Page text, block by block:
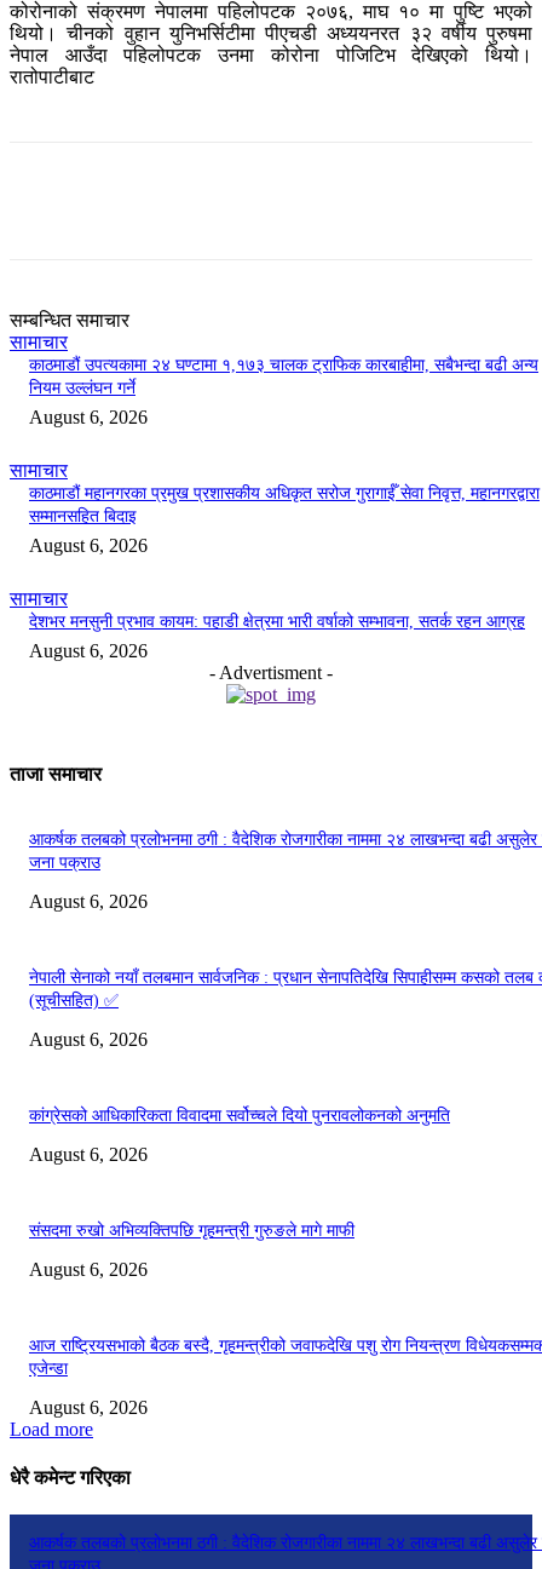
कोरोनाको संक्रमण नेपालमा पहिलोपटक २०७६, माघ १० मा पुष्टि भएको
थियो। चीनको वुहान युनिभर्सिटीमा पीएचडी अध्ययनरत ३२ वर्षीय पुरुषमा
नेपाल आउँदा पहिलोपटक उनमा कोरोना पोजिटिभ देखिएको थियो।
रातोपाटीबाट
सम्बन्धित समाचार
सामाचार
काठमाडौं उपत्यकामा २४ घण्टामा १,१७३ चालक ट्राफिक कारबाहीमा, सबैभन्दा बढी अन्य
नियम उल्लंघन गर्ने
August 6, 2026
सामाचार
काठमाडौं महानगरका प्रमुख प्रशासकीय अधिकृत सरोज गुरागाईँ सेवा निवृत्त, महानगरद्वारा
सम्मानसहित बिदाइ
August 6, 2026
सामाचार
देशभर मनसुनी प्रभाव कायम: पहाडी क्षेत्रमा भारी वर्षाको सम्भावना, सतर्क रहन आग्रह
August 6, 2026
- Advertisment -
ताजा समाचार
आकर्षक तलबको प्रलोभनमा ठगी : वैदेशिक रोजगारीका नाममा २४ लाखभन्दा बढी असुलेर
जना पक्राउ
August 6, 2026
नेपाली सेनाको नयाँ तलबमान सार्वजनिक : प्रधान सेनापतिदेखि सिपाहीसम्म कसको तलब
(सूचीसहित) ✅
August 6, 2026
कांग्रेसको आधिकारिकता विवादमा सर्वोच्चले दियो पुनरावलोकनको अनुमति
August 6, 2026
संसदमा रुखो अभिव्यक्तिपछि गृहमन्त्री गुरुङले मागे माफी
August 6, 2026
आज राष्ट्रियसभाको बैठक बस्दै, गृहमन्त्रीको जवाफदेखि पशु रोग नियन्त्रण
एजेन्डा
August 6, 2026
Load more
धेरै कमेन्ट गरिएका
आकर्षक तलबको प्रलोभनमा ठगी : वैदेशिक रोजगारीका नाममा २४ लाखभन्दा बढी असुलेर